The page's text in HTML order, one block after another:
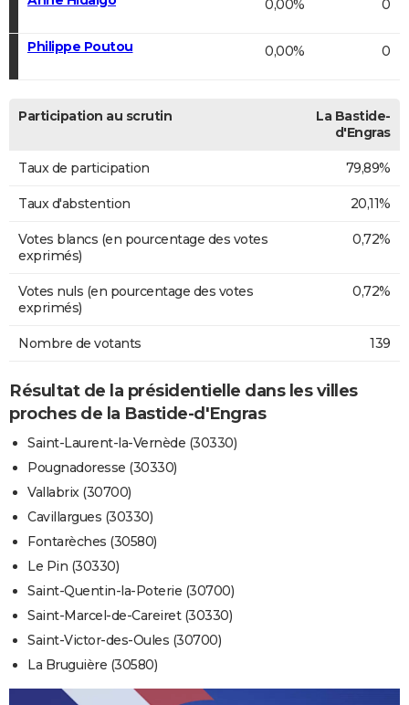
0,00% 0
Philippe Poutou 0,00% 0
Participation au scrutin
La Bastide-
d'Engras
Taux de participation 79,89%
Taux d'abstention 20,11%
Votes blancs (en pourcentage des votes
exprimés)
0,72%
Votes nuls (en pourcentage des votes
exprimés)
0,72%
Nombre de votants 139
Résultat de la présidentielle dans les villes
proches de la Bastide-d'Engras
Saint-Laurent-la-Vernède (30330)
Pougnadoresse (30330)
Vallabrix (30700)
Cavillargues (30330)
Fontarèches (30580)
Le Pin (30330)
Saint-Quentin-la-Poterie (30700)
Saint-Marcel-de-Careiret (30330)
Saint-Victor-des-Oules (30700)
La Bruguière (30580)